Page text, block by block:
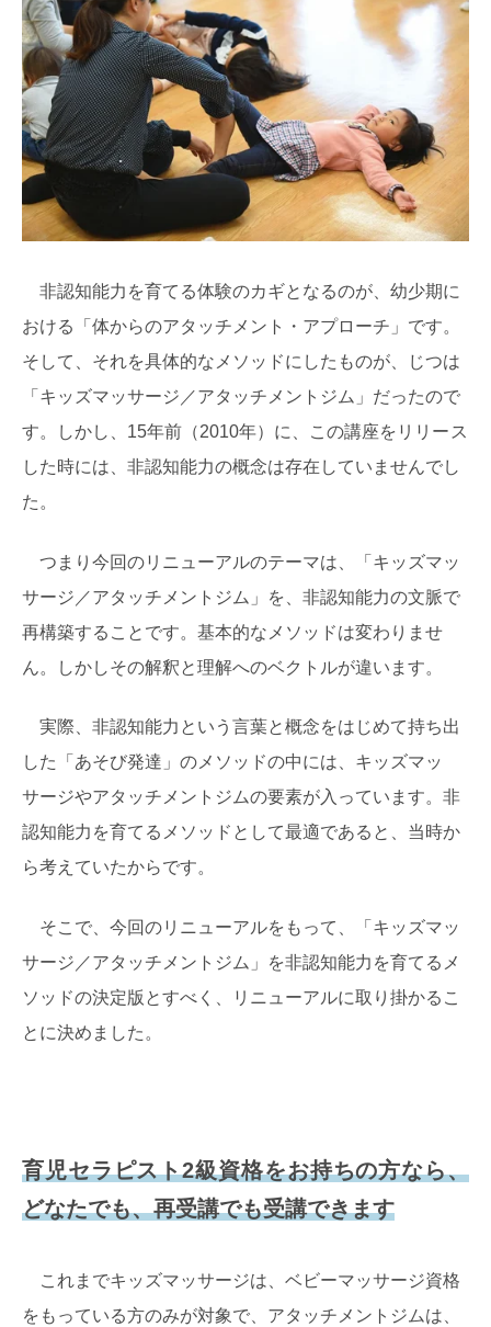
非認知能力を育てる体験のカギとなるのが、幼少期に
おける「体からのアタッチメント・アプローチ」です。
そして、それを具体的なメソッドにしたものが、じつは
「キッズマッサージ／アタッチメントジム」だったので
す。しかし、15年前（2010年）に、この講座をリリース
した時には、非認知能力の概念は存在していませんでし
た。
つまり今回のリニューアルのテーマは、「キッズマッ
サージ／アタッチメントジム」を、非認知能力の文脈で
再構築することです。基本的なメソッドは変わりませ
ん。しかしその解釈と理解へのベクトルが違います。
実際、非認知能力という言葉と概念をはじめて持ち出
した「あそび発達」のメソッドの中には、キッズマッ
サージやアタッチメントジムの要素が入っています。非
認知能力を育てるメソッドとして最適であると、当時か
ら考えていたからです。
そこで、今回のリニューアルをもって、「キッズマッ
サージ／アタッチメントジム」を非認知能力を育てるメ
ソッドの決定版とすべく、リニューアルに取り掛かるこ
とに決めました。
育児セラピスト2級資格をお持ちの方なら、
どなたでも、再受講でも受講できます
これまでキッズマッサージは、ベビーマッサージ資格
をもっている方のみが対象で、アタッチメントジムは、